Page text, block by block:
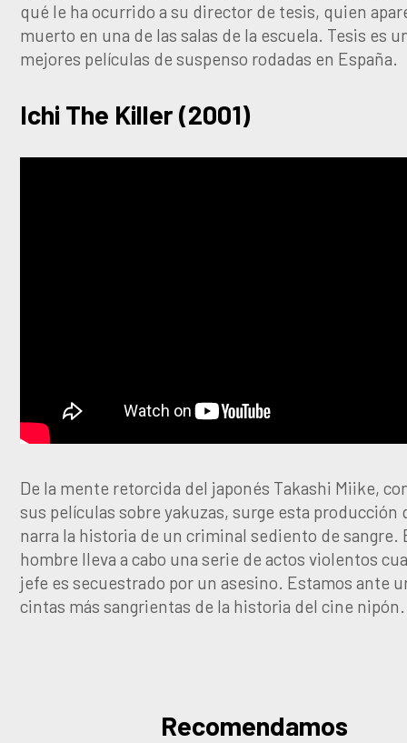
qué le ha ocurrido a su director de tesis, quien
muerto en una de las salas de la escuela. Tesis es
mejores películas de suspenso rodadas en España.
Ichi The Killer (2001)
De la mente retorcida del japonés Takashi Miike,
sus películas sobre yakuzas, surge esta producción
narra la historia de un criminal sediento de sangre.
hombre lleva a cabo una serie de actos violentos
jefe es secuestrado por un asesino. Estamos ante
cintas más sangrientas de la historia del cine nipón.
Recomendamos